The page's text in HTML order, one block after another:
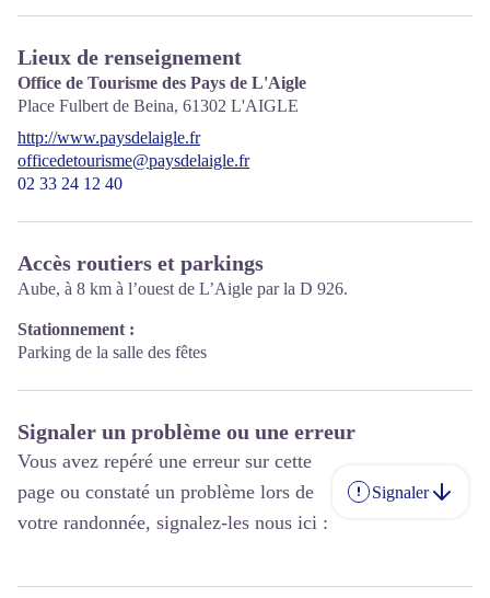
Lieux de renseignement
Office de Tourisme des Pays de L'Aigle
Place Fulbert de Beina, 61302 L'AIGLE
http://www.paysdelaigle.fr
officedetourisme@paysdelaigle.fr
02 33 24 12 40
Accès routiers et parkings
Aube, à 8 km à l’ouest de L’Aigle par la D 926.
Stationnement :
Parking de la salle des fêtes
Signaler un problème ou une erreur
Vous avez repéré une erreur sur cette
page ou constaté un problème lors de
votre randonnée, signalez-les nous ici :
Signaler